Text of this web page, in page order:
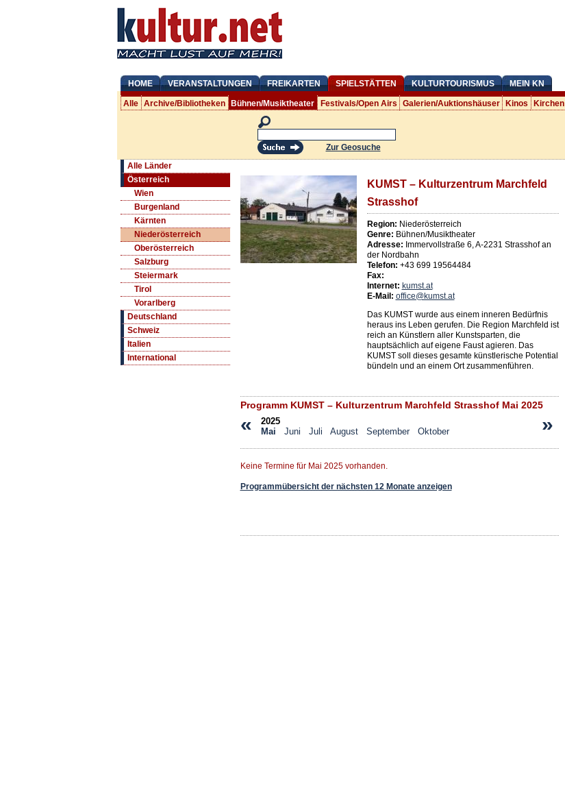
HOME VERANSTALTUNGEN FREIKARTEN SPIELSTÄTTEN KULTURTOURISMUS MEIN KN
Alle Archive/Bibliotheken Bühnen/Musiktheater Festivals/Open Airs Galerien/Auktionshäuser Kinos Kirchen
Zur Geosuche
Alle Länder
Österreich
Wien
Burgenland
Kärnten
Niederösterreich
Oberösterreich
Salzburg
Steiermark
Tirol
Vorarlberg
Deutschland
Schweiz
Italien
International
KUMST – Kulturzentrum Marchfeld
Strasshof
Region: Niederösterreich
Genre: Bühnen/Musiktheater
Adresse: Immervollstraße 6,A-2231 Strasshof an
der Nordbahn
Telefon: +43 699 19564484
Fax:
Internet: kumst.at
E-Mail: office@kumst.at
Das KUMST wurde aus einem inneren Bedürfnis
heraus ins Leben gerufen. Die Region Marchfeld ist
reich an Künstlern aller Kunstsparten, die
hauptsächlich auf eigene Faust agieren. Das
KUMST soll dieses gesamte künstlerische Potential
bündeln und an einem Ort zusammenführen.
Programm KUMST – Kulturzentrum Marchfeld Strasshof Mai 2025
« »
2025
Mai
Juni Juli August September Oktober
Keine Termine für Mai 2025 vorhanden.
Programmübersicht der nächsten 12 Monate anzeigen